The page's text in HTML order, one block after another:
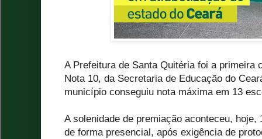
A Prefeitura de Santa Quitéria foi a primeira
Nota 10, da Secretaria de Educação do
município conseguiu nota máxima em 13
A solenidade de premiação aconteceu, hoje,
de forma presencial, após exigência de